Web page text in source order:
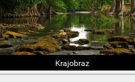
Krajobraz